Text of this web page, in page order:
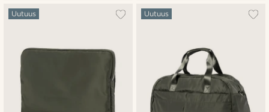
Uutuus Uutuus